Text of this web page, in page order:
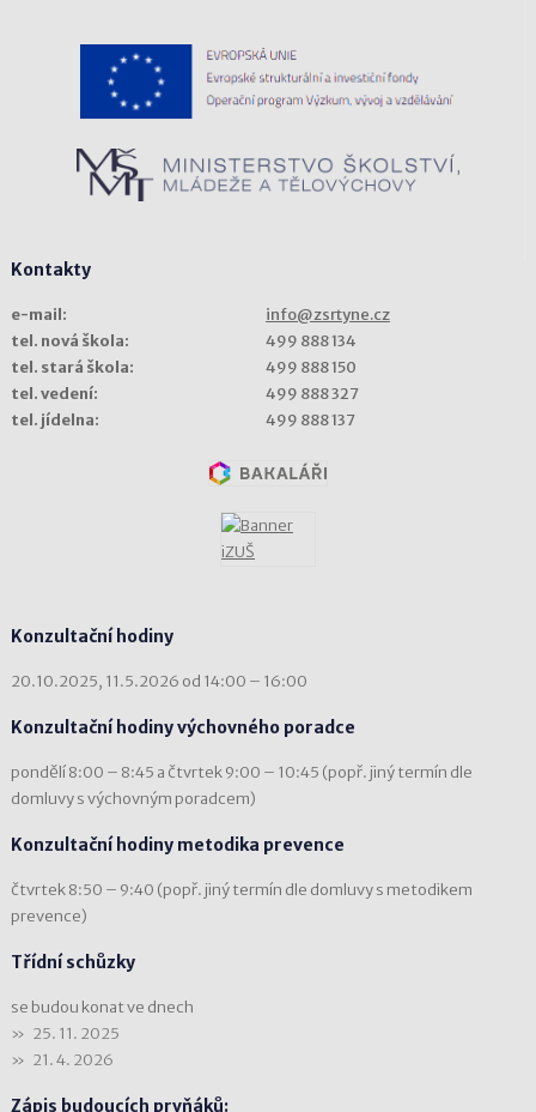
Kontakty
e-mail:
info@zsrtyne.cz
tel. nová škola:
499 888 134
tel. stará škola:
499 888 150
tel. vedení:
499 888 327
tel. jídelna:
499 888 137
Konzultační hodiny
20.10.2025, 11.5.2026 od 14:00 – 16:00
Konzultační hodiny výchovného poradce
pondělí 8:00 – 8:45 a čtvrtek 9:00 – 10:45 (popř. jiný termín dle
domluvy s výchovným poradcem)
Konzultační hodiny metodika prevence
čtvrtek 8:50 – 9:40 (popř. jiný termín dle domluvy s metodikem
prevence)
Třídní schůzky
se budou konat ve dnech
25. 11. 2025
21. 4. 2026
Zápis budoucích prvňáků: